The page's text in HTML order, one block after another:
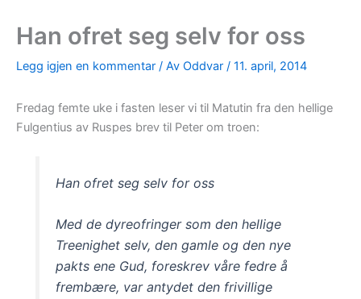
Han ofret seg selv for oss
Legg igjen en kommentar / Av Oddvar / 11. april, 2014
Fredag femte uke i fasten leser vi til Matutin fra den hellige
Fulgentius av Ruspes brev til Peter om troen:
Han ofret seg selv for oss
Med de dyreofringer som den hellige
Treenighet selv, den gamle og den nye
pakts ene Gud, foreskrev våre fedre å
frembære, var antydet den frivillige